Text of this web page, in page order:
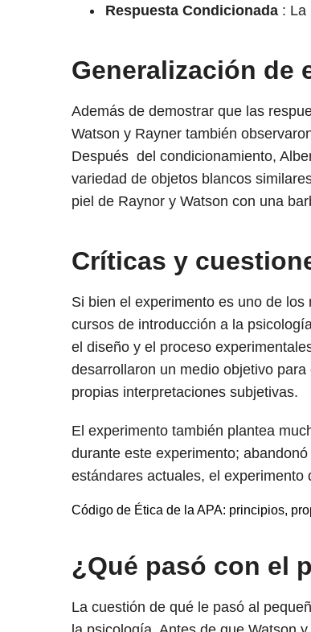
Respuesta Condicionada: La
Generalización de
Además de demostrar que las
Watson y Rayner también
Despuésdel condicionamiento,
variedad de objetos blancos
piel de Raynor y Watson con una
Críticas y
Si bien el experimento es uno de
cursos de introducción a la
el diseño y el proceso
desarrollaron un medio objetivo
propias interpretaciones subjetivas.
El experimento también plantea
durante este experimento;
estándares actuales, el
Código de Ética de la APA: principios,
¿Qué pasó con el
La cuestión de qué le pasó al